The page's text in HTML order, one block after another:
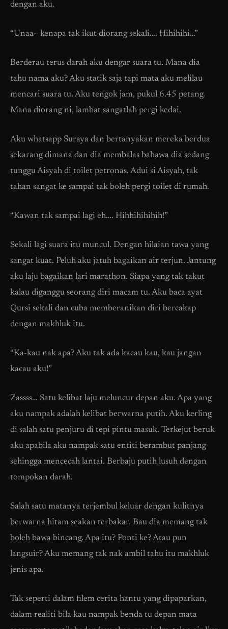
dengan aku.
“Unaa~ kenapa tak ikut diorang sekali…. Hihihihi…”
Berderau terus darah aku dengar suara tu. Mana dia
tahu nama aku? Aku statik saja tapi mata aku melilau
mencari suara tu. Aku tengok jam, pukul 6.45 petang.
Mana diorang ni, lambat sangatlah pergi kedai.
Aku whatsapp Suraya dan bertanyakan mereka berdua
sekarang dimana dan dia membalas bahawa dia sedang
tunggu Aisyah di toilet petronas. Adui si Aisyah, tak
tahan sangat ke sampai tak boleh pergi toilet di rumah.
“Kawan tak sampai lagi eh…. Hihhihihihih!”
Sekali lagi suara itu muncul. Dengan hilaian tawa yang
sangat kuat. Peluh aku jatuh bagaikan air terjun. Jantung
aku laju bagaikan lari marathon. Siapa yang tak takut
kalau diganggu seorang diri macam tu. Aku baca ayat
Qursi sekali dan cuba memberanikan diri bercakap
dengan makhluk itu.
“Ka-kau nak apa? Aku tak ada kacau kau, kau jangan
kacau aku!”
Zassss… Satu kelibat laju meluncur depan aku. Apa yang
aku nampak adalah kelibat berwarna putih. Aku kerling
di salah satu penjuru di tepi pintu masuk. Terkejut beruk
aku apabila aku nampak satu entiti berambut panjang
sehingga mencecah lantai. Berbaju putih lusuh dengan
tompokan darah.
Salah satu matanya terjembul keluar dengan kulitnya
berwarna hitam seakan terbakar. Bau dia memang tak
boleh bawa bincang. Apa itu? Ponti ke? Atau pun
langsuir? Aku memang tak nak ambil tahu itu makhluk
jenis apa.
Tak seperti dalam filem cerita hantu yang dipaparkan,
dalam realiti bila kau nampak benda tu depan mata